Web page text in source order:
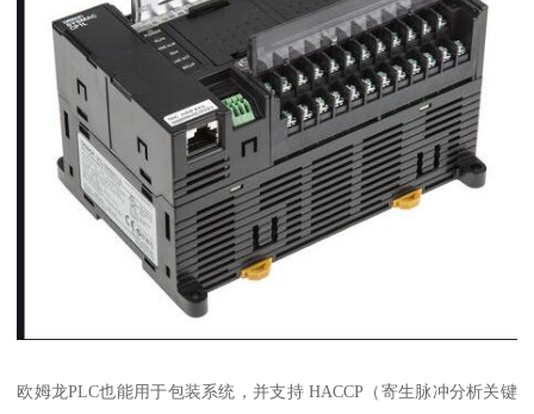
欧姆龙PLC也能用于包装系统，并支持 HACCP（寄生脉冲分析关键